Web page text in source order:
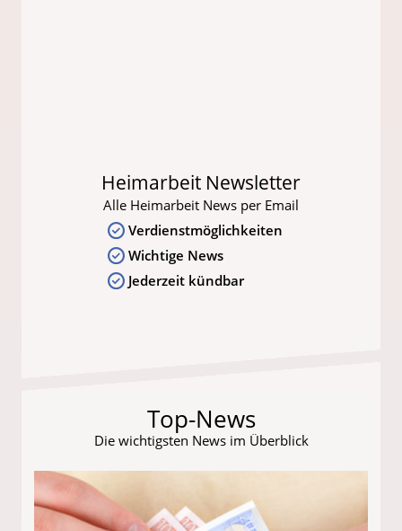
Heimarbeit Newsletter
Alle Heimarbeit News per Email
Verdienstmöglichkeiten
Wichtige News
Jederzeit kündbar
Top-News
Die wichtigsten News im Überblick